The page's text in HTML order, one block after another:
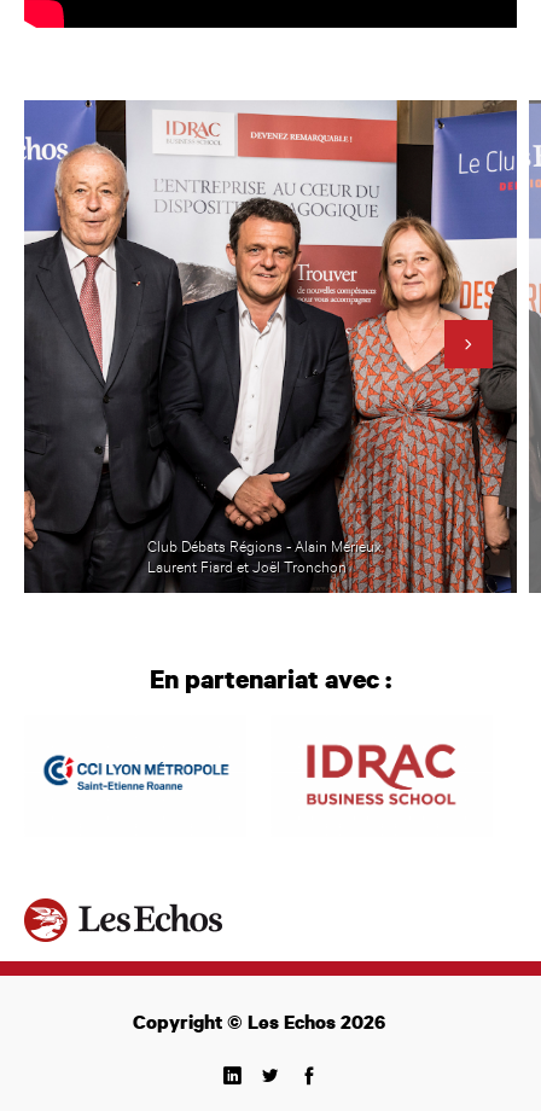
Club Débats Régions - Alain Mérieux,
Laurent Fiard et Joël Tronchon
En partenariat avec :
Copyright © Les Echos 2026